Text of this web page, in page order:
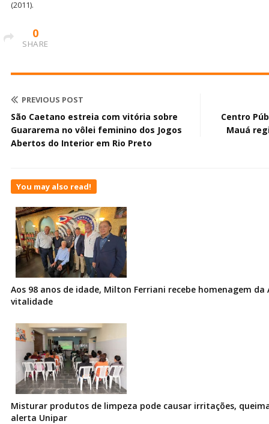
(2011).
0
SHARE
PREVIOUS POST
São Caetano estreia com vitória sobre
Guararema no vôlei feminino dos Jogos
Abertos do Interior em Rio Preto
Centro
Mauá
You may also read!
Aos 98 anos de idade, Milton Ferriani recebe homenagem da
vitalidade
Misturar produtos de limpeza pode causar irritações,
alerta Unipar